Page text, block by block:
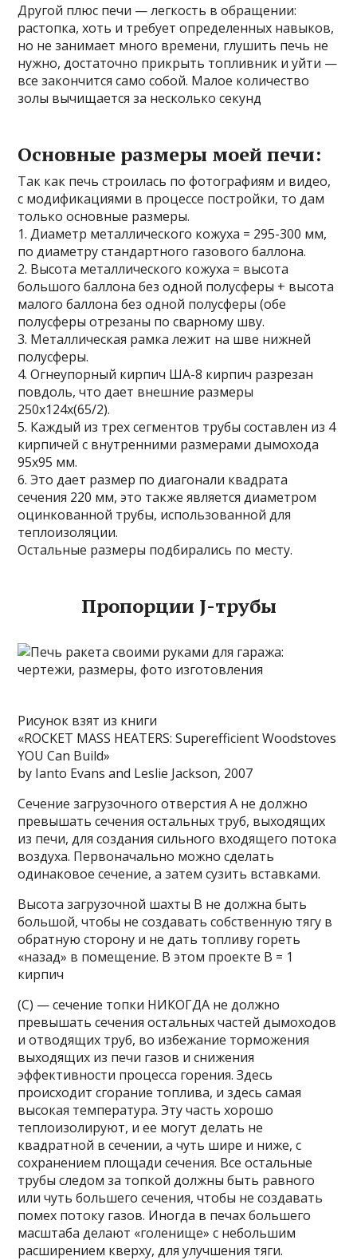
Другой плюс печи — легкость в обращении:
растопка, хоть и требует определенных навыков,
но не занимает много времени, глушить печь не
нужно, достаточно прикрыть топливник и уйти —
все закончится само собой. Малое количество
золы вычищается за несколько секунд
Основные размеры моей печи:
Так как печь строилась по фотографиям и видео,
с модификациями в процессе постройки, то дам
только основные размеры.
1. Диаметр металлического кожуха = 295-300 мм,
по диаметру стандартного газового баллона.
2. Высота металлического кожуха = высота
большого баллона без одной полусферы + высота
малого баллона без одной полусферы (обе
полусферы отрезаны по сварному шву.
3. Металлическая рамка лежит на шве нижней
полусферы.
4. Огнеупорный кирпич ША-8 кирпич разрезан
повдоль, что дает внешние размеры
250х124х(65/2).
5. Каждый из трех сегментов трубы составлен из 4
кирпичей с внутренними размерами дымохода
95х95 мм.
6. Это дает размер по диагонали квадрата
сечения 220 мм, это также является диаметром
оцинкованной трубы, использованной для
теплоизоляции.
Остальные размеры подбирались по месту.
Пропорции J-трубы
Рисунок взят из книги
«ROCKET MASS HEATERS: Superefficient Woodstoves
YOU Can Build»
by Ianto Evans and Leslie Jackson, 2007
Сечение загрузочного отверстия А не должно
превышать сечения остальных труб, выходящих
из печи, для создания сильного входящего потока
воздуха. Первоначально можно сделать
одинаковое сечение, а затем сузить вставками.
Высота загрузочной шахты В не должна быть
большой, чтобы не создавать собственную тягу в
обратную сторону и не дать топливу гореть
«назад» в помещение. В этом проекте В = 1
кирпич
(С) — сечение топки НИКОГДА не должно
превышать сечения остальных частей дымоходов
и отводящих труб, во избежание торможения
выходящих из печи газов и снижения
эффективности процесса горения. Здесь
происходит сгорание топлива, и здесь самая
высокая температура. Эту часть хорошо
теплоизолируют, и ее могут делать не
квадратной в сечении, а чуть шире и ниже, с
сохранением площади сечения. Все остальные
трубы следом за топкой должны быть равного
или чуть большего сечения, чтобы не создавать
помех потоку газов. Иногда в печах большего
масштаба делают «голенище» с небольшим
расширением кверху, для улучшения тяги.